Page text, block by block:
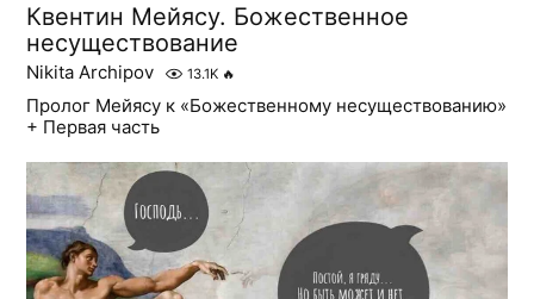
Квентин Мейясу. Божественное
несуществование
Nikita Archipov 13.1K 🔥
Пролог Мейясу к «Божественному несуществованию»
+ Первая часть